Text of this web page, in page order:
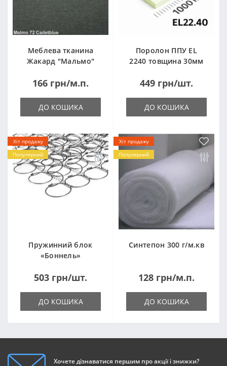
Меблева тканина
Жакард "Мальмо"
166 грн/м.п.
ДО КОШИКА
Поролон ППУ EL
2240 товщина 30мм
(1000x2000мм)
449 грн/шт.
ДО КОШИКА
Хіт продажу
Популярний
Пружинний блок
«Боннель»
503 грн/шт.
ДО КОШИКА
Хіт продажу
Популярний
Синтепон 300 г/м.кв
128 грн/м.п.
ДО КОШИКА
Хочете дізнаватися першим про акції і знижки?